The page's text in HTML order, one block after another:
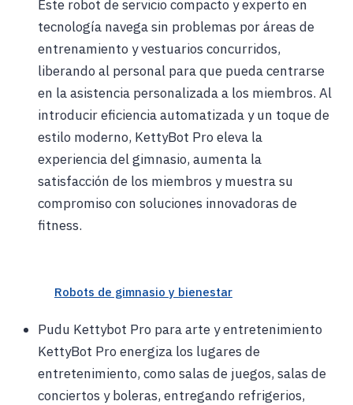
Este robot de servicio compacto y experto en
tecnología navega sin problemas por áreas de
entrenamiento y vestuarios concurridos,
liberando al personal para que pueda centrarse
en la asistencia personalizada a los miembros. Al
introducir eficiencia automatizada y un toque de
estilo moderno, KettyBot Pro eleva la
experiencia del gimnasio, aumenta la
satisfacción de los miembros y muestra su
compromiso con soluciones innovadoras de
fitness.
Robots de gimnasio y bienestar
Pudu Kettybot Pro para arte y entretenimiento
KettyBot Pro energiza los lugares de
entretenimiento, como salas de juegos, salas de
conciertos y boleras, entregando refrigerios,